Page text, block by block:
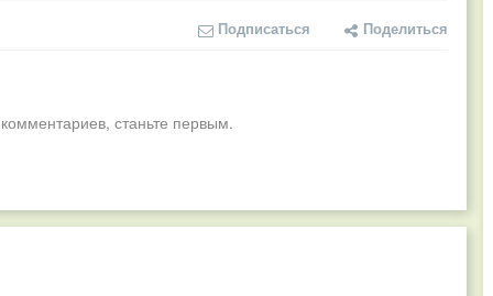
Подписаться Поделиться
станьте первым.